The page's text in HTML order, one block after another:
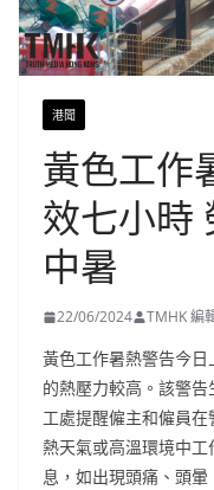
港聞
黃色工作
效七小時
中暑
22/06/2024 TMHK 編
黃色工作暑熱警告今
的熱壓力較高。該警
工處提醒僱主和僱員
熱天氣或高溫環境中
息，如出現頭痛、頭